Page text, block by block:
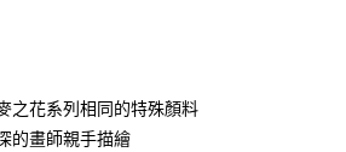
之花系列相同的特殊顏料
的畫師親手描繪